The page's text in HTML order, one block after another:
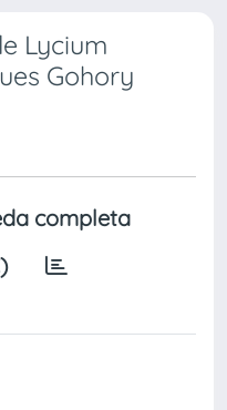
Lycium
Gohory
completa